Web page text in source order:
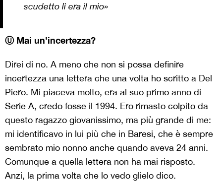
scudetto lì era il mio»
Ⓤ Mai un’incertezza?
Direi di no. A meno che non si possa definire
incertezza una lettera che una volta ho scritto a Del
Piero. Mi piaceva molto, era al suo primo anno di
Serie A, credo fosse il 1994. Ero rimasto colpito da
questo ragazzo giovanissimo, ma più grande di me:
mi identificavo in lui più che in Baresi, che è sempre
sembrato mio nonno anche quando aveva 24 anni.
Comunque a quella lettera non ha mai risposto.
Anzi, la prima volta che lo vedo glielo dico.